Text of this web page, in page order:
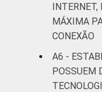
Fonte: CGI/
Estudos
Sociedade
Pesquisa
informação
INTERNET,
MÁXIMA
CONEXÃO
A6 -
POSSUEM